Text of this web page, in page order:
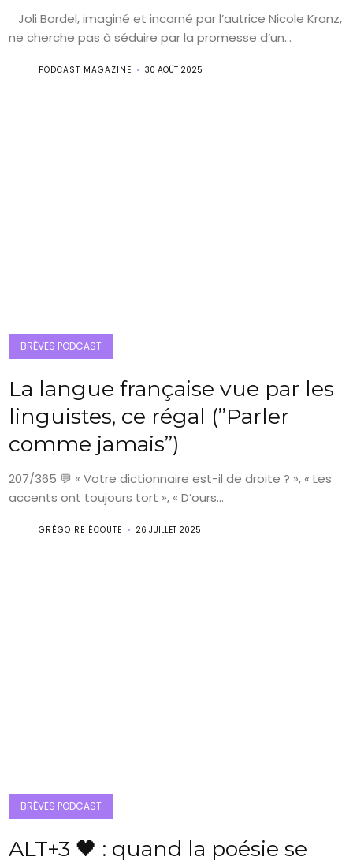
Joli Bordel, imaginé et incarné par l’autrice Nicole Kranz,
ne cherche pas à séduire par la promesse d’un...
PODCAST MAGAZINE 30 AOÛT 2025
BRÈVES PODCAST
La langue française vue par les
linguistes, ce régal (”Parler
comme jamais”)
207/365 💬 « Votre dictionnaire est-il de droite ? », « Les
accents ont toujours tort », « D’ours...
GRÉGOIRE ÉCOUTE 26 JUILLET 2025
BRÈVES PODCAST
ALT+3 🖤 : quand la poésie se